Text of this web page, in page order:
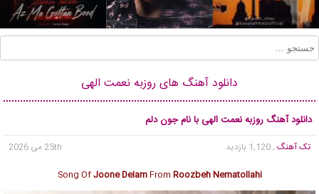
دانلود آهنگ های روزبه نعمت الهی
دانلود آهنگ روزبه نعمت الهی با نام جون دلم
تک آهنگ , 1,120 بازدید
25th می 2026
Song OfJoone DelamFrom Roozbeh Nematollahi